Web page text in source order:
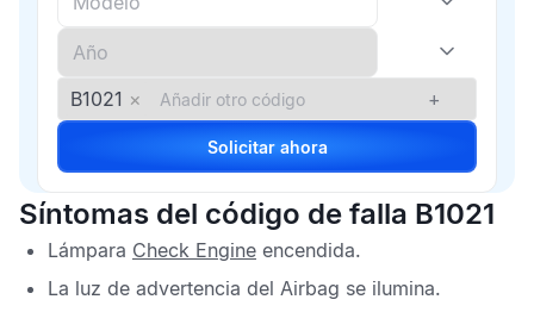
B1021 × +
Solicitar ahora
Síntomas del código de falla B1021
Lámpara Check Engine encendida.
La luz de advertencia del Airbag se ilumina.